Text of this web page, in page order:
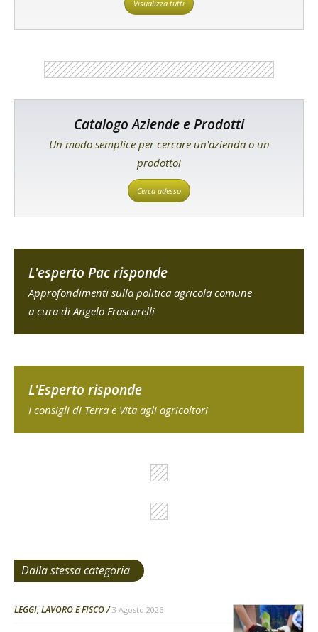
Visualizza tutti
Catalogo Aziende e Prodotti
Un modo semplice per cercare un'azienda o un
prodotto!
Cerca adesso
L'esperto Pac risponde
Approfondimenti sulla politica agricola comune
a cura di Angelo Frascarelli
L'Esperto risponde
I consigli di Terra e Vita agli agricoltori
Dalla stessa categoria
LEGGI, LAVORO E FISCO 3 Agosto 2026